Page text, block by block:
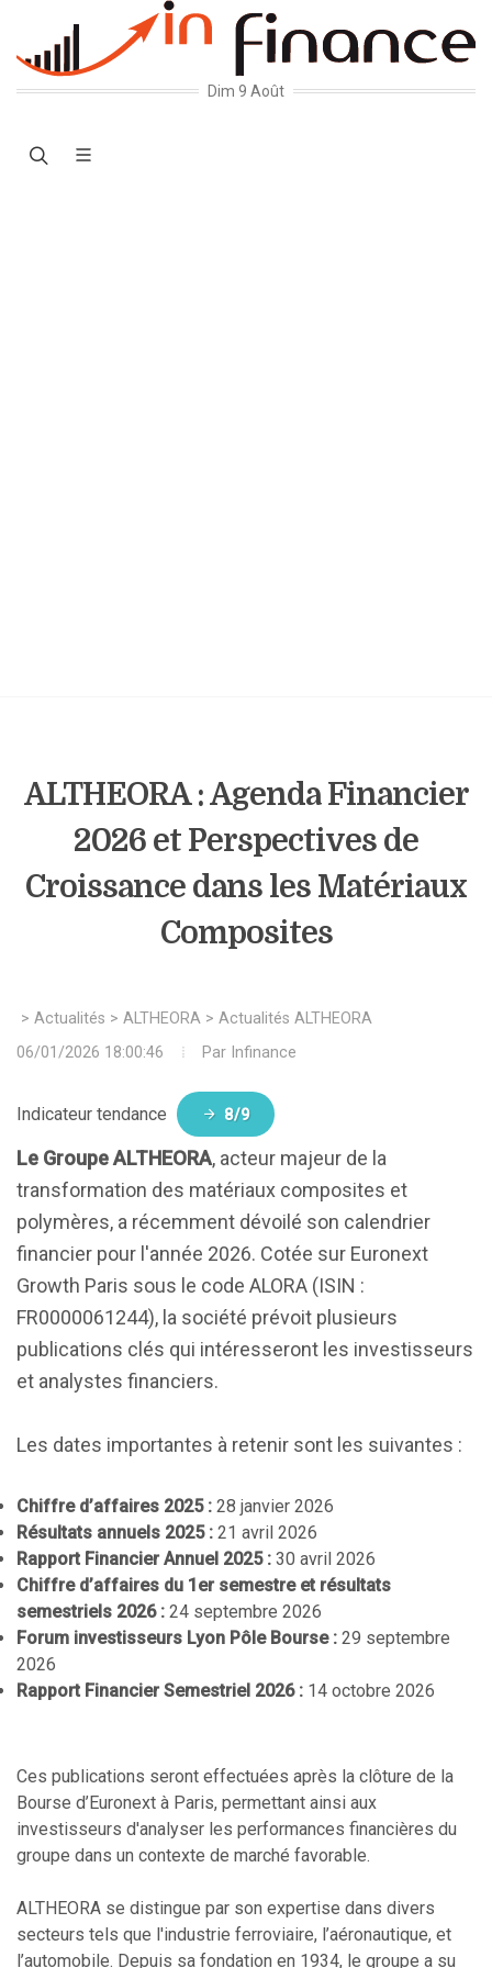
Dim 9 Août
ALTHEORA : Agenda Financier
2026 et Perspectives de
Croissance dans les Matériaux
Composites
> Actualités > ALTHEORA > Actualités ALTHEORA
06/01/2026 18:00:46
Par Infinance
Indicateur tendance 8/9
Le Groupe ALTHEORA, acteur majeur de la
transformation des matériaux composites et
polymères, a récemment dévoilé son calendrier
financier pour l'année 2026. Cotée sur Euronext
Growth Paris sous le code ALORA (ISIN :
FR0000061244), la société prévoit plusieurs
publications clés qui intéresseront les investisseurs
et analystes financiers.
Les dates importantes à retenir sont les suivantes :
Chiffre d’affaires 2025 : 28 janvier 2026
Résultats annuels 2025 : 21 avril 2026
Rapport Financier Annuel 2025 : 30 avril 2026
Chiffre d’affaires du 1er semestre et résultats
semestriels 2026 : 24 septembre 2026
Forum investisseurs Lyon Pôle Bourse : 29 septembre
2026
Rapport Financier Semestriel 2026 : 14 octobre 2026
Ces publications seront effectuées après la clôture de la
Bourse d’Euronext à Paris, permettant ainsi aux
investisseurs d'analyser les performances financières du
groupe dans un contexte de marché favorable.
ALTHEORA se distingue par son expertise dans divers
secteurs tels que l'industrie ferroviaire, l’aéronautique, et
l’automobile. Depuis sa fondation en 1934, le groupe a su